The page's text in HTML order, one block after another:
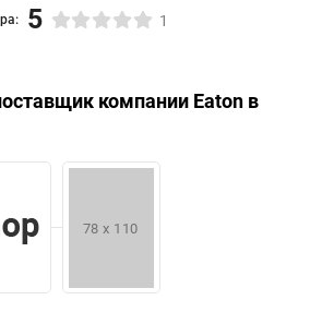
5 1
компании Eaton в